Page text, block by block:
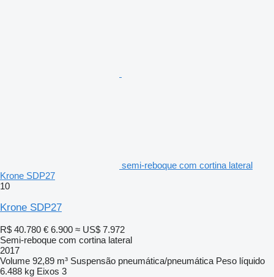
semi-reboque com cortina lateral
Krone SDP27
10
Krone SDP27
R$ 40.780 € 6.900 ≈ US$ 7.972
Semi-reboque com cortina lateral
2017
Volume 92,89 m³ Suspensão pneumática/pneumática Peso líquido
6.488 kg Eixos 3